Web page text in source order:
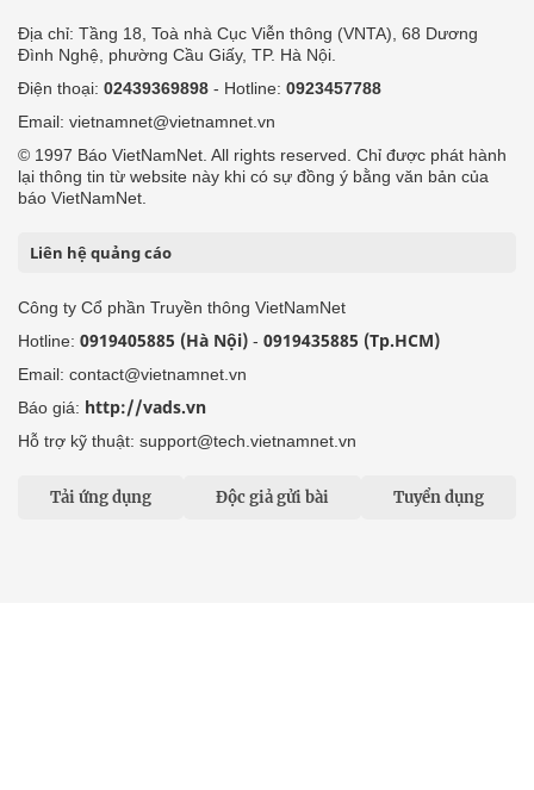
Địa chỉ: Tầng 18, Toà nhà Cục Viễn thông (VNTA), 68 Dương
Đình Nghệ, phường Cầu Giấy, TP. Hà Nội.
Điện thoại: 02439369898 - Hotline: 0923457788
Email: vietnamnet@vietnamnet.vn
© 1997 Báo VietNamNet. All rights reserved. Chỉ được phát hành
lại thông tin từ website này khi có sự đồng ý bằng văn bản của
báo VietNamNet.
Liên hệ quảng cáo
Công ty Cổ phần Truyền thông VietNamNet
Hotline: 0919405885 (Hà Nội) - 0919435885 (Tp.HCM)
Email: contact@vietnamnet.vn
Báo giá: http://vads.vn
Hỗ trợ kỹ thuật: support@tech.vietnamnet.vn
Tải ứng dụng Độc giả gửi bài Tuyển dụng